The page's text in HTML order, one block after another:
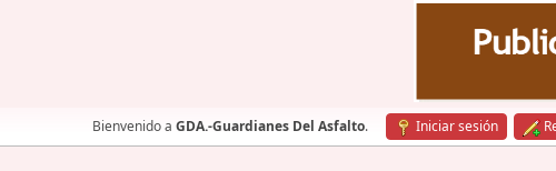
Bienvenido a GDA.-Guardianes Del Asfalto. Iniciar sesión